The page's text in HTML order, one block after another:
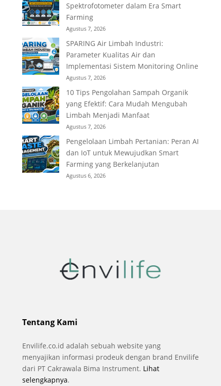
Spektrofotometer dalam Era Smart
Farming
Agustus 7, 2026
SPARING Air Limbah Industri:
Parameter Kualitas Air dan
Implementasi Sistem Monitoring Online
Agustus 7, 2026
10 Tips Pengolahan Sampah Organik
yang Efektif: Cara Mudah Mengubah
Limbah Menjadi Manfaat
Agustus 7, 2026
Pengelolaan Limbah Pertanian: Peran AI
dan IoT untuk Mewujudkan Smart
Farming yang Berkelanjutan
Agustus 6, 2026
Tentang Kami
Envilife.co.id adalah sebuah website yang
menyajikan informasi prodeuk dengan brand Envilife
dari PT Cakrawala Bima Instrument. Lihat
selengkapnya.